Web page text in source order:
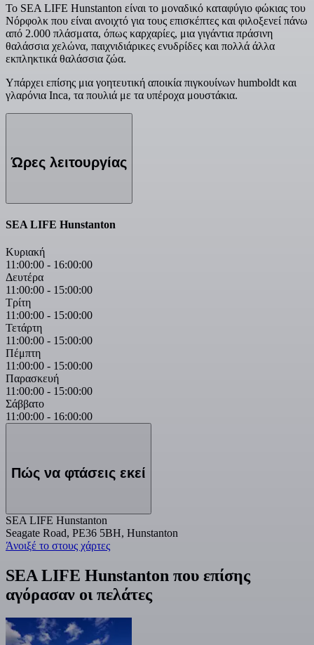
Το SEA LIFE Hunstanton είναι το μοναδικό καταφύγιο φώκιας του
Νόρφολκ που είναι ανοιχτό για τους επισκέπτες και φιλοξενεί πάνω
από 2.000 πλάσματα, όπως καρχαρίες, μια γιγάντια πράσινη
θαλάσσια χελώνα, παιχνιδιάρικες ενυδρίδες και πολλά άλλα
εκπληκτικά θαλάσσια ζώα.
Υπάρχει επίσης μια γοητευτική αποικία πιγκουίνων humboldt και
γλαρόνια Inca, τα πουλιά με τα υπέροχα μουστάκια.
Ώρες λειτουργίας
SEA LIFE Hunstanton
Κυριακή
11:00:00 - 16:00:00
Δευτέρα
11:00:00 - 15:00:00
Τρίτη
11:00:00 - 15:00:00
Τετάρτη
11:00:00 - 15:00:00
Πέμπτη
11:00:00 - 15:00:00
Παρασκευή
11:00:00 - 15:00:00
Σάββατο
11:00:00 - 16:00:00
Πώς να φτάσεις εκεί
SEA LIFE Hunstanton
Seagate Road, PE36 5BH, Hunstanton
Άνοιξέ το στους χάρτες
SEA LIFE Hunstanton που επίσης
αγόρασαν οι πελάτες